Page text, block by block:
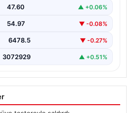
Belediye Başkan Yardımcısı
47.60 ▲ +0.06%
54.97 ▼ -0.08%
6478.5 ▼ -0.27%
3072929 ▲ +0.51%